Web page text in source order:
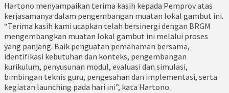
Hartono menyampaikan terima kasih kepada Pemprov atas
kerjasamanya dalam pengembangan muatan lokal gambut ini.
“Terima kasih kami ucapkan telah bersinergi dengan BRGM
mengembangkan muatan lokal gambut ini melalui proses
yang panjang. Baik penguatan pemahaman bersama,
identifikasi kebutuhan dan konteks, pengembangan
kurikulum, penyusunan modul, evaluasi dan simulasi,
bimbingan teknis guru, pengesahan dan implementasi, serta
kegiatan launching pada hari ini”, kata Hartono.